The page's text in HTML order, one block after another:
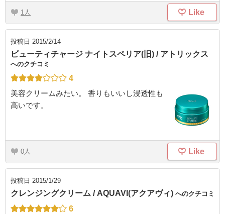
1 Like
投稿日 2015/2/14
ビューティチャージ ナイトスペリア(旧) / アトリックス
へのクチコミ
4
美容クリームみたい。 香りもいいし浸透性も
高いです。
0 Like
投稿日 2015/1/29
クレンジングクリーム / AQUAVI(アクアヴィ) へのクチコミ
6